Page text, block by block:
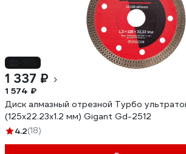
1 337 ₽
1 574 ₽
Диск алмазный отрезной Турбо
(125x22.23х1.2 мм) Gigant Gd-2512
4.2(18)